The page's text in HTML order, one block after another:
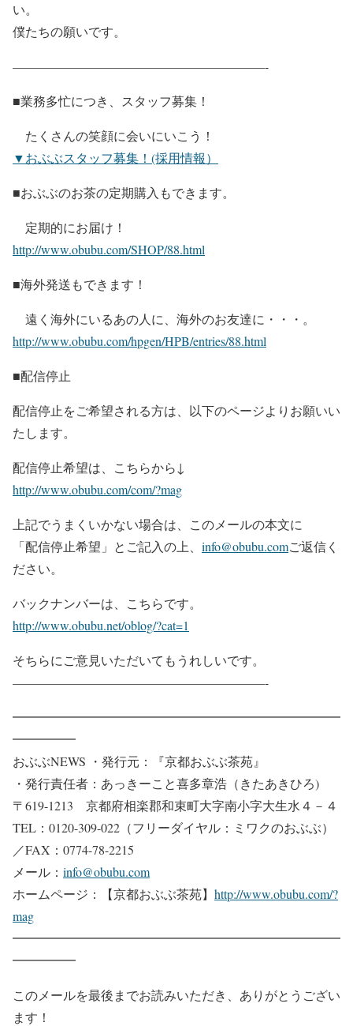
い。
僕たちの願いです。
————————————————————-
■業務多忙につき、スタッフ募集！
たくさんの笑顔に会いにいこう！
▼おぶぶスタッフ募集！(採用情報）
■おぶぶのお茶の定期購入もできます。
定期的にお届け！
http://www.obubu.com/SHOP/88.html
■海外発送もできます！
遠く海外にいるあの人に、海外のお友達に・・・。
http://www.obubu.com/hpgen/HPB/entries/88.html
■配信停止
配信停止をご希望される方は、以下のページよりお願いい
たします。
配信停止希望は、こちらから↓
http://www.obubu.com/com/?mag
上記でうまくいかない場合は、このメールの本文に
「配信停止希望」とご記入の上、 info@obubu.comご返信く
ださい。
バックナンバーは、こちらです。
http://www.obubu.net/oblog/?cat=1
そちらにご意見いただいてもうれしいです。
————————————————————-
━━━━━━━━━━━━━━━━━━━━━━━━━━
━━━━━
おぶぶNEWS ・発行元：『京都おぶぶ茶苑』
・発行責任者：あっきーこと喜多章浩（きたあきひろ)
〒619-1213 京都府相楽郡和束町大字南小字大生水４－４
TEL：0120-309-022（フリーダイヤル：ミワクのおぶぶ）
／FAX：0774-78-2215
メール： info@obubu.com
ホームページ：【京都おぶぶ茶苑】 http://www.obubu.com/?
mag
━━━━━━━━━━━━━━━━━━━━━━━━━━
━━━━━
このメールを最後までお読みいただき、ありがとうござい
ます！